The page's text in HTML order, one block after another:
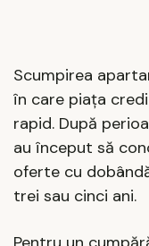
Scumpirea
în care piața
rapid. După
au început să
oferte cu
trei sau cinci ani.